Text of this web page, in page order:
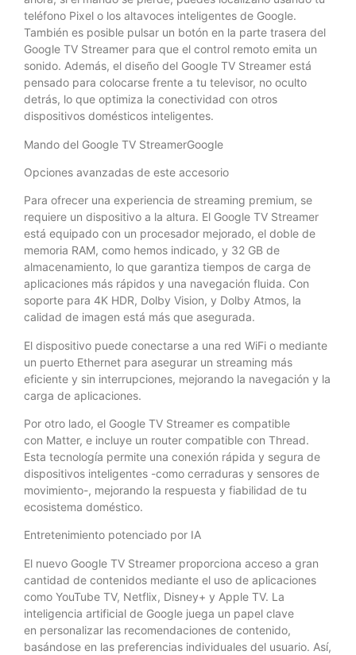
teléfono Pixel o los altavoces inteligentes de Google.
También es posible pulsar un botón en la parte trasera del
Google TV Streamer para que el control remoto emita un
sonido. Además, el diseño del Google TV Streamer está
pensado para colocarse frente a tu televisor, no oculto
detrás, lo que optimiza la conectividad con otros
dispositivos domésticos inteligentes.
Mando del Google TV StreamerGoogle
Opciones avanzadas de este accesorio
Para ofrecer una experiencia de streaming premium, se
requiere un dispositivo a la altura. El Google TV Streamer
está equipado con un procesador mejorado, el doble de
memoria RAM, como hemos indicado, y 32 GB de
almacenamiento, lo que garantiza tiempos de carga de
aplicaciones más rápidos y una navegación fluida. Con
soporte para 4K HDR, Dolby Vision, y Dolby Atmos, la
calidad de imagen está más que asegurada.
El dispositivo puede conectarse a una red WiFi o mediante
un puerto Ethernet para asegurar un streaming más
eficiente y sin interrupciones, mejorando la navegación y la
carga de aplicaciones.
Por otro lado, el Google TV Streamer es compatible
con Matter, e incluye un router compatible con Thread.
Esta tecnología permite una conexión rápida y segura de
dispositivos inteligentes -como cerraduras y sensores de
movimiento-, mejorando la respuesta y fiabilidad de tu
ecosistema doméstico.
Entretenimiento potenciado por IA
El nuevo Google TV Streamer proporciona acceso a gran
cantidad de contenidos mediante el uso de aplicaciones
como YouTube TV, Netflix, Disney+ y Apple TV. La
inteligencia artificial de Google juega un papel clave
en personalizar las recomendaciones de contenido,
basándose en las preferencias individuales del usuario. Así,